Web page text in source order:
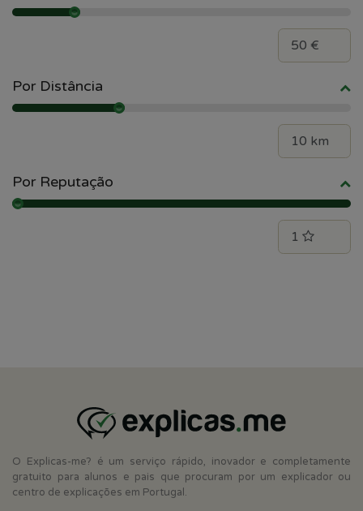
Por Distância
Por Reputação
O Explicas-me? é um serviço rápido, inovador e completamente
gratuito para alunos e pais que procuram por um explicador ou
centro de explicações em Portugal.